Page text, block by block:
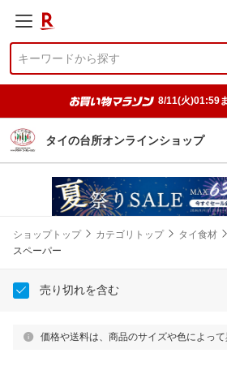
8/11(火)01:59
タイの台所オンラインショップ
ショップトップ カテゴリトップ タイ食材
スペーパー
売り切れを含む
価格や送料は、商品のサイズや色によって